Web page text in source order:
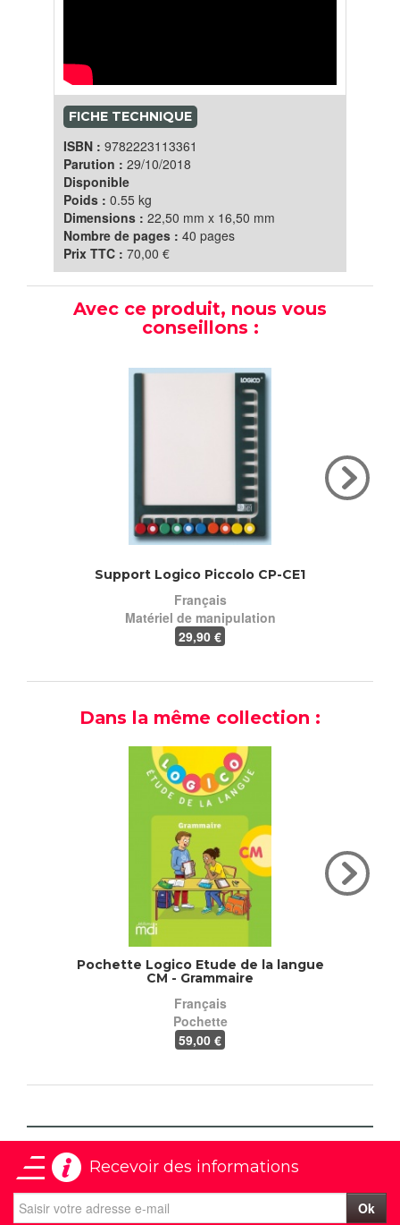
FICHE TECHNIQUE
ISBN : 9782223113361
Parution : 29/10/2018
Disponible
Poids : 0.55 kg
Dimensions : 22,50 mm x 16,50 mm
Nombre de pages : 40 pages
Prix TTC : 70,00 €
Avec ce produit, nous vous
conseillons :
Support Logico Piccolo CP-CE1
Français
Matériel de manipulation
29,90 €
Dans la même collection :
Pochette Logico Etude de la langue
CM - Grammaire
Français
Pochette
59,00 €
Recevoir des informations
Ok